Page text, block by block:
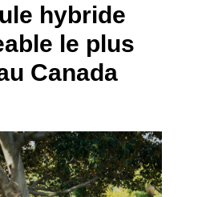
hybride
le plus
Canada